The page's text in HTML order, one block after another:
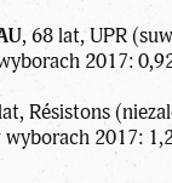
, 68 lat, UPR
2017:
Résistons
2017: